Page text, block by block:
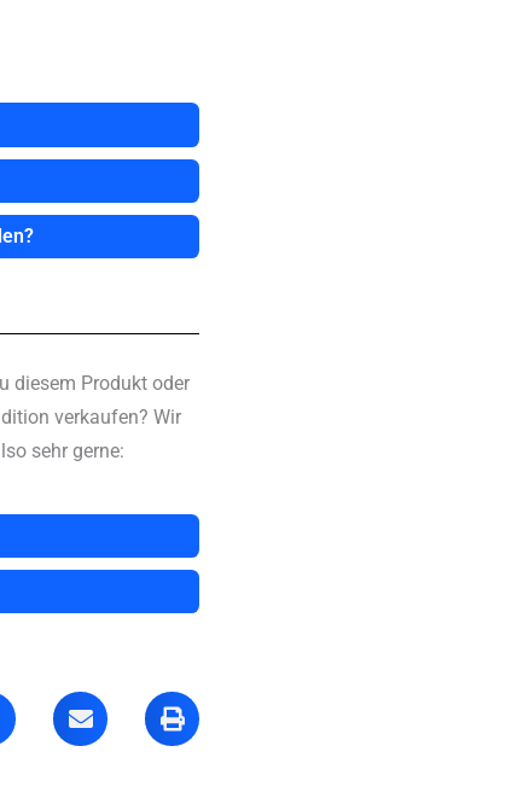
diesem Produkt oder
verkaufen? Wir
sehr gerne: